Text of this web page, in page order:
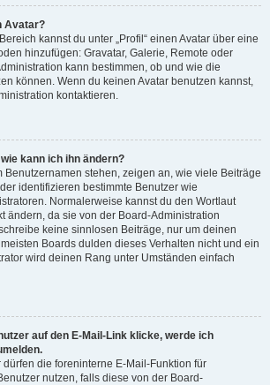
Avatar?
kannst du unter „Profil“ einen Avatar über eine
hinzufügen: Gravatar, Galerie, Remote oder
kann bestimmen, ob und wie die
können. Wenn du keinen Avatar benutzen kannst,
kontaktieren.
kann ich ihn ändern?
Benutzernamen stehen, zeigen an, wie viele Beiträge
identifizieren bestimmte Benutzer wie
Normalerweise kannst du den Wortlaut
ändern, da sie von der Board-Administration
keine sinnlosen Beiträge, nur um deinen
Boards dulden dieses Verhalten nicht und ein
wird deinen Rang unter Umständen einfach
auf den E-Mail-Link klicke, werde ich
dürfen die foreninterne E-Mail-Funktion für
nutzen, falls diese von der Board-